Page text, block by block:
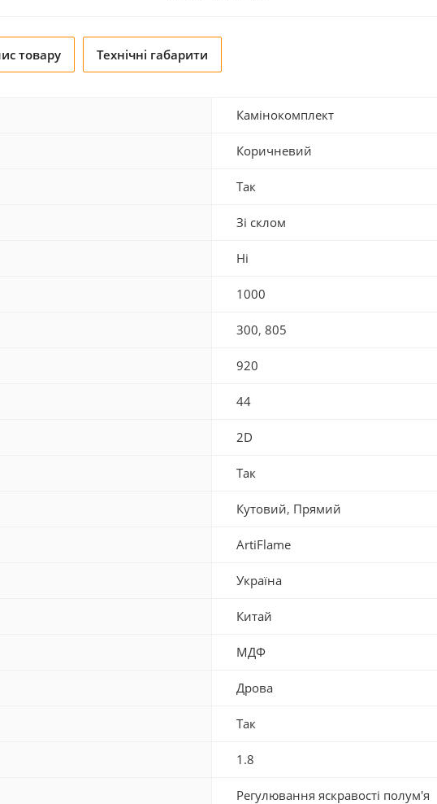
товару Технічні габарити
Камінокомплект
Коричневий
Так
Зі склом
Ні
1000
300, 805
920
44
2D
Так
Кутовий, Прямий
ArtiFlame
Україна
Китай
МДФ
Дрова
Так
1.8
Регулювання яскравості полум'я